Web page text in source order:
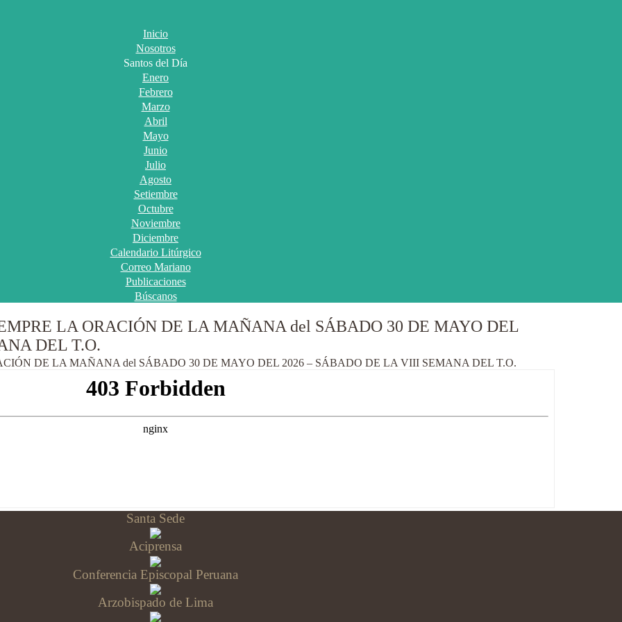
Inicio
Nosotros
Santos del Día
Enero
Febrero
Marzo
Abril
Mayo
Junio
Julio
Agosto
Setiembre
Octubre
Noviembre
Diciembre
Calendario Litúrgico
Correo Mariano
Publicaciones
Búscanos
LA ORACIÓN DE LA MAÑANA del SÁBADO 30 DE MAYO DEL
DEL T.O.
DE LA MAÑANA del SÁBADO 30 DE MAYO DEL 2026 – SÁBADO DE LA VIII SEMANA DEL T.O.
Santa Sede
Aciprensa
Conferencia Episcopal Peruana
Arzobispado de Lima